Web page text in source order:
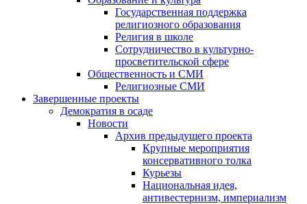
Государственная поддержка
религиозного образования
Религия в школе
Сотрудничество в культурно-
просветительской сфере
Общественность и СМИ
Религиозные СМИ
Завершенные проекты
Демократия в осаде
Новости
Архив предыдущего проекта
Крупные мероприятия
консервативного толка
Курьезы
Национальная идея,
антивестернизм, империализм